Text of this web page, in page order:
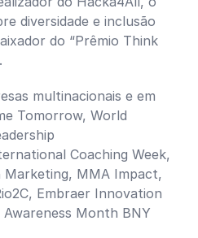
diversidade e inclusão
do “Prêmio Think
multinacionais e em
Tomorrow, World
Coaching Week,
MMA Impact,
Embraer Innovation
Month BNY